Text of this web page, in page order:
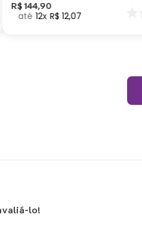
Como Treinar
seu Dragão
R$ 144,90
12 R$ 12,07
lo!